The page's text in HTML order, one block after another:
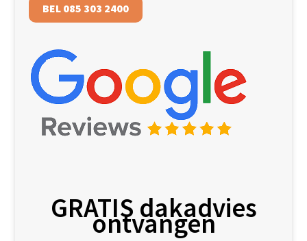
BEL 085 303 2400
GRATIS dakadvies
ontvangen